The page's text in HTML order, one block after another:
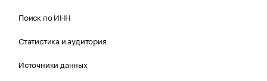
Поиск по ИНН
Статистика и аудитория
Источники данных